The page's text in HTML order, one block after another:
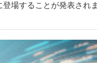
登場することが発表され